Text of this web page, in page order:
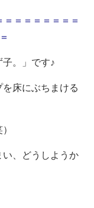
＝＝＝＝＝＝＝＝
。」です♪
床にぶちまける
、どうしようか